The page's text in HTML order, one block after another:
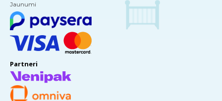
Jaunumi
Partneri